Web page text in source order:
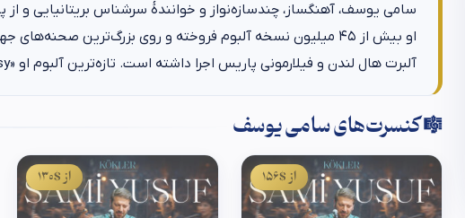
سامی یوسف، آهنگساز، چندسازه‌نواز و خوانندهٔ سرشناس بریتانیایی و
او بیش از ۴۵ میلیون نسخه آلبوم فروخته و روی بزرگ‌ترین صحنه‌های
آلبرت هال لندن و فیلارمونی پاریس اجرا داشته است. تازه‌ترین آلبوم او «Ecstasy» نام دارد.
🎼 کنسرت‌های سامی یوسف
از $156 از $130